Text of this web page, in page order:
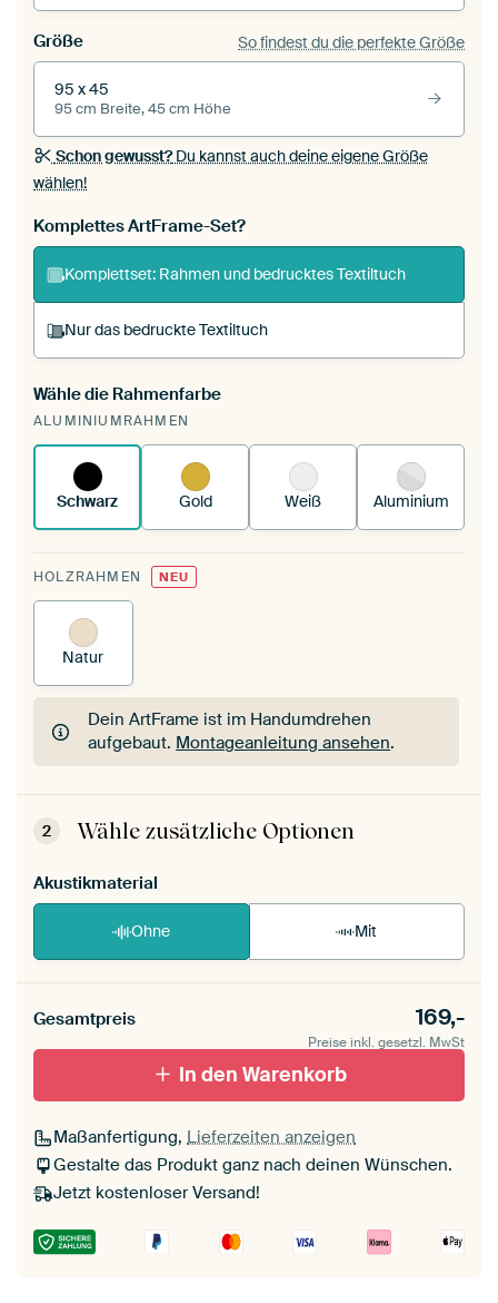
Größe So findest du die perfekte Größe
95 x 45
95 cm Breite, 45 cm Höhe
Schon gewusst?Du kannst auch deine eigene Größe
wählen!
Komplettes ArtFrame-Set?
Komplettset: Rahmen und bedrucktes Textiltuch
Nur das bedruckte Textiltuch
Du spannst einen wechselbaren Textiltuch in
deinen vorhandenen ArtFrame™.
funktioniert es.
Wähle die Rahmenfarbe
ALUMINIUMRAHMEN
Schwarz Gold Weiß Aluminium
HOLZRAHMEN NEU
Natur
Dein ArtFrame ist im Handumdrehen
aufgebaut. Montageanleitung ansehen.
Dein ArtFrame ist im Handumdrehen
aufgebaut.Montageanleitung ansehen
2 Wähle zusätzliche Optionen
Akustikmaterial
Ohne Mit
Gesamtpreis 169,-
Preise inkl. gesetzl. MwSt
In den Warenkorb
Maßanfertigung, Lieferzeiten anzeigen
Gestalte das Produkt ganz nach deinen Wünschen.
Jetzt kostenloser Versand!